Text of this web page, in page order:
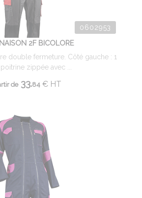
0602953
2F BICOLORE
double fermeture. Côté gauche : 1
zippée avec ...
de33.84 € HT